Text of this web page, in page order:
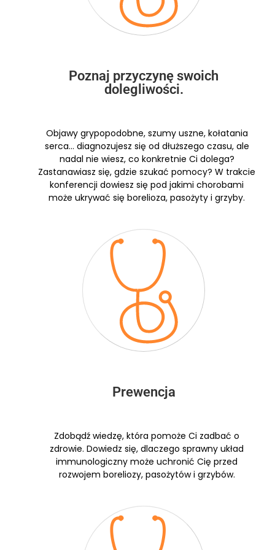
Poznaj przyczynę swoich
dolegliwości.
Objawy grypopodobne, szumy uszne, kołatania
serca… diagnozujesz się od dłuższego czasu, ale
nadal nie wiesz, co konkretnie Ci dolega?
Zastanawiasz się, gdzie szukać pomocy? W trakcie
konferencji dowiesz się pod jakimi chorobami
może ukrywać się borelioza, pasożyty i grzyby.
Prewencja
Zdobądź wiedzę, która pomoże Ci zadbać o
zdrowie. Dowiedz się, dlaczego sprawny układ
immunologiczny może uchronić Cię przed
rozwojem boreliozy, pasożytów i grzybów.